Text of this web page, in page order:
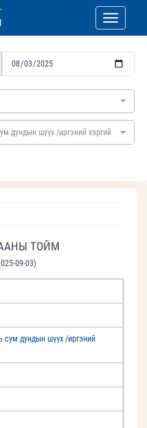
Toggle
дундын шүүх /иргэний хэргийн/
ТОЙМ
09-03)
сум дундын шүүх /иргэний